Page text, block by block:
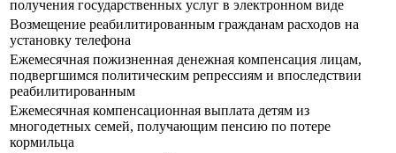
получения государственных услуг в электронном виде
Возмещение реабилитированным гражданам расходов на
установку телефона
Ежемесячная пожизненная денежная компенсация лицам,
подвергшимся политическим репрессиям и впоследствии
реабилитированным
Ежемесячная компенсационная выплата детям из
многодетных семей, получающим пенсию по потере
кормильца